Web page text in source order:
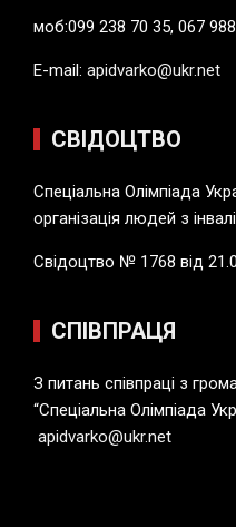
моб:099 238 70 35, 067
E-mail: apidvarko@ukr.net
СВІДОЦТВО
Спеціальна Олімпіада
організація людей з
Свідоцтво № 1768 від
СПІВПРАЦЯ
З питань співпраці з
“Спеціальна Олімпіада
apidvarko@ukr.net